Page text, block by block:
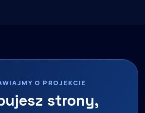
O PROJEKCIE
strony,